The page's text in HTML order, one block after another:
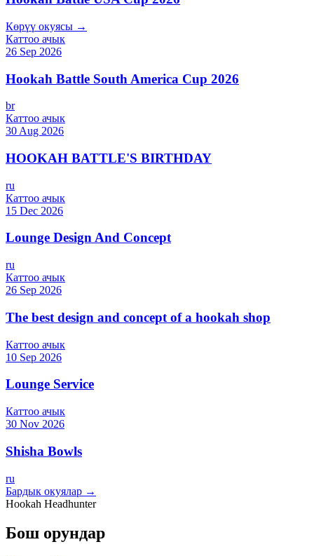
Көрүү окуясы →
Каттоо ачык
26 Sep 2026
Hookah Battle South America Cup 2026
br
Каттоо ачык
30 Aug 2026
HOOKAH BATTLE'S BIRTHDAY
ru
Каттоо ачык
15 Dec 2026
Lounge Design And Concept
ru
Каттоо ачык
26 Sep 2026
The best design and concept of a hookah shop
Каттоо ачык
10 Sep 2026
Lounge Service
Каттоо ачык
30 Nov 2026
Shisha Bowls
ru
Бардык окуялар →
Hookah Headhunter
Бош орундар